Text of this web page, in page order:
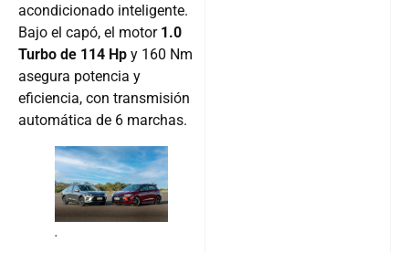
acondicionado inteligente.
Bajo el capó, el motor 1.0
Turbo de 114 Hp y 160 Nm
asegura potencia y
eficiencia, con transmisión
automática de 6 marchas.
.